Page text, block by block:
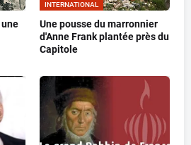
INTERNATIONAL
Une pousse du marronnier
d'Anne Frank plantée près du
Capitole